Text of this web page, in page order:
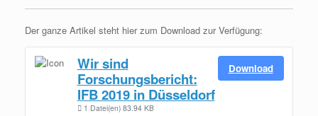
Der ganze Artikel steht hier zum Download zur Verfügung:
Wir sind
Forschungsbericht:
IFB 2019 in Düsseldorf
1 Datei(en) 83.94 KB
Download